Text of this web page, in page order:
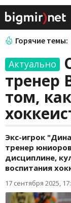
Горячие темы:
Актуально
тренер
том,
Экс-игрок
тренер
дисциплине,
воспитания
17 сентября 2025,